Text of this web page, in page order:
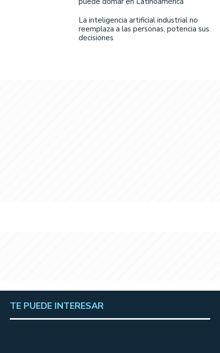
La inteligencia artificial industrial no
reemplaza a las personas, potencia sus
decisiones
TE PUEDE INTERESAR